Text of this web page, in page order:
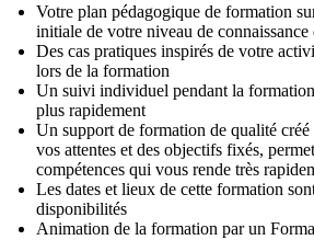
Votre plan pédagogique de formation
initiale de votre niveau de connaissance
Des cas pratiques inspirés de votre
lors de la formation
Un suivi individuel pendant la
plus rapidement
Un support de formation de qualité
vos attentes et des objectifs fixés,
compétences qui vous rende très
Les dates et lieux de cette formation
disponibilités
Animation de la formation par un